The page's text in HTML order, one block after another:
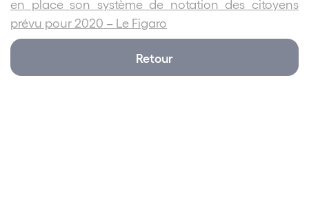
en place son système de notation des citoyens
prévu pour 2020 – Le Figaro
Retour